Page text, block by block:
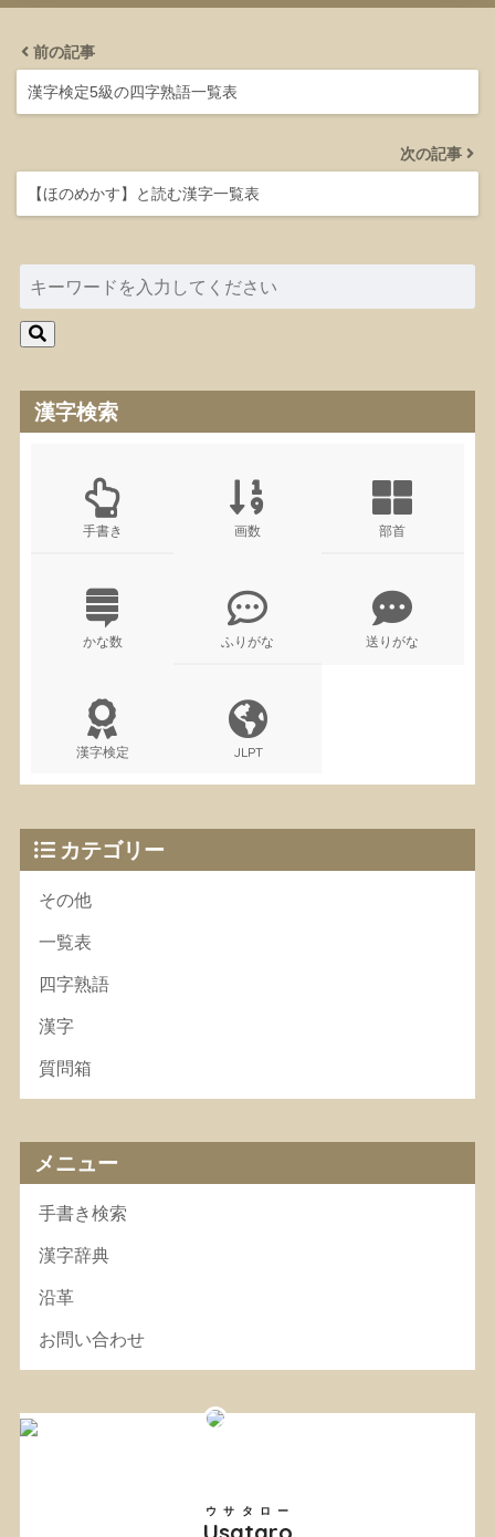
前の記事
漢字検定5級の四字熟語一覧表
次の記事
【ほのめかす】と読む漢字一覧表
漢字検索
手書き 画数 部首
かな数 ふりがな 送りがな
漢字検定 JLPT
カテゴリー
その他
一覧表
四字熟語
漢字
質問箱
メニュー
手書き検索
漢字辞典
沿革
お問い合わせ
ウサタロー